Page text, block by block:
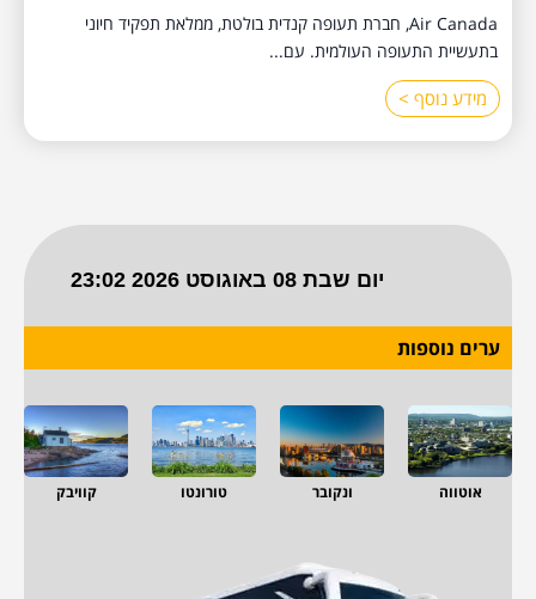
Air Canada, חברת תעופה קנדית בולטת, ממלאת תפקיד חיוני
בתעשיית התעופה העולמית. עם...
מידע נוסף >
ערים נוספות
אוטווה ונקובר טורונטו קוויבק